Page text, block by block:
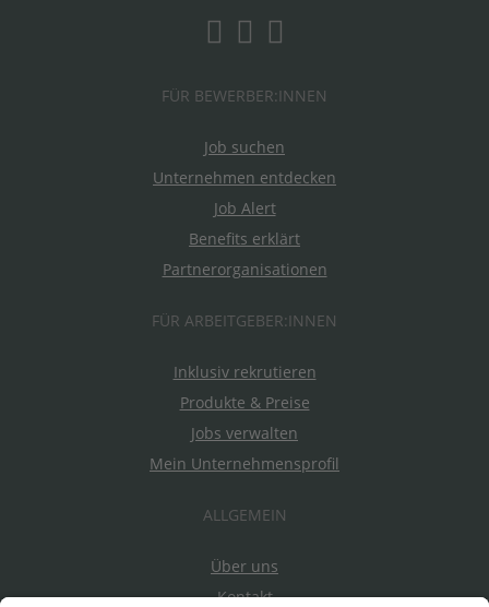
FÜR BEWERBER:INNEN
Job suchen
Unternehmen entdecken
Job Alert
Benefits erklärt
Partnerorganisationen
FÜR ARBEITGEBER:INNEN
Inklusiv rekrutieren
Produkte & Preise
Jobs verwalten
Mein Unternehmensprofil
ALLGEMEIN
Über uns
Kontakt